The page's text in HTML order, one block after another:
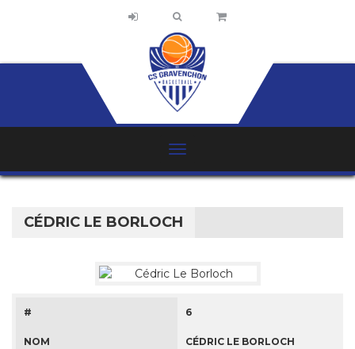
CÉDRIC LE BORLOCH
# 6
NOM CÉDRIC LE BORLOCH